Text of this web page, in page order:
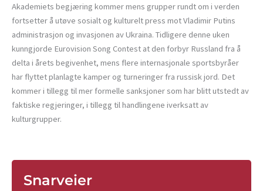
Akademiets begjæring kommer mens grupper rundt om i verden
fortsetter å utøve sosialt og kulturelt press mot Vladimir Putins
administrasjon og invasjonen av Ukraina. Tidligere denne uken
kunngjorde Eurovision Song Contest at den forbyr Russland fra å
delta i årets begivenhet, mens flere internasjonale sportsbyråer
har flyttet planlagte kamper og turneringer fra russisk jord. Det
kommer i tillegg til mer formelle sanksjoner som har blitt utstedt av
faktiske regjeringer, i tillegg til handlingene iverksatt av
kulturgrupper.
Snarveier